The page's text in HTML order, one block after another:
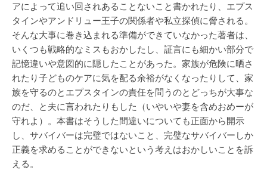
アによって追い回されあることないこと書かれたり、エプス
タインやアンドリュー王子の関係者や私立探偵に脅される。
そんな大事に巻き込まれる準備ができていなかった著者は、
いくつも戦略的なミスもおかしたし、証言にも細かい部分で
記憶違いや意図的に隠したことがあった。家族が危険に晒さ
れたり子どものケアに気を配る余裕がなくなったりして、家
族を守るのとエプスタインの責任を問うのとどっちが大事な
のだ、と夫に言われたりもした（いやいや妻を含めおめーが
守れよ）。本書はそうした間違いについても正面から開示
し、サバイバーは完璧ではないこと、完璧なサバイバーしか
正義を求めることができないという考えはおかしいことを訴
える。